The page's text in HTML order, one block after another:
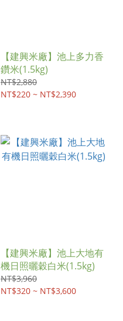
【建興米廠】池上多力香
鑽米(1.5kg)
NT$2,880
NT$220 ~ NT$2,390
【建興米廠】池上大地有
機日照曬穀白米(1.5kg)
NT$3,960
NT$320 ~ NT$3,600